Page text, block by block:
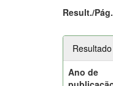
Result./Pág.
Ano de